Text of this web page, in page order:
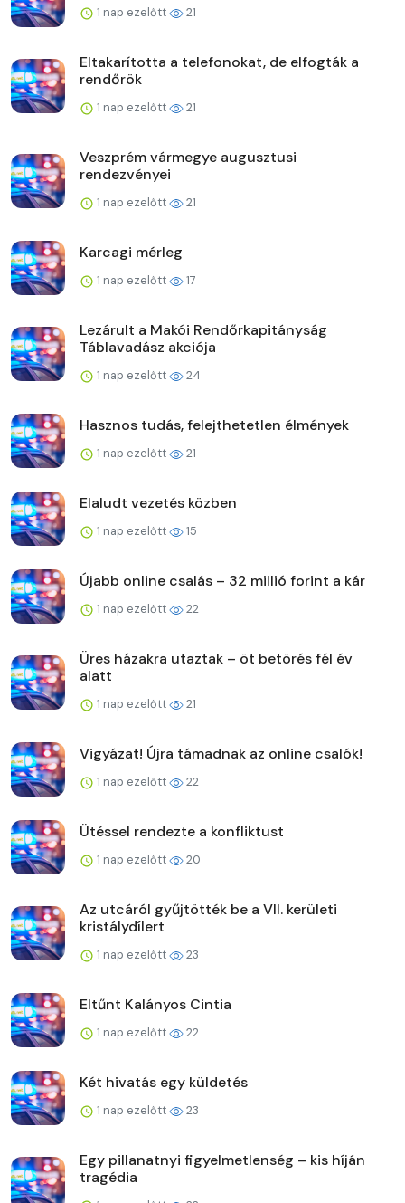
1 nap ezelőtt 21
Eltakarította a telefonokat, de elfogták a
rendőrök
1 nap ezelőtt 21
Veszprém vármegye augusztusi
rendezvényei
1 nap ezelőtt 21
Karcagi mérleg
1 nap ezelőtt 17
Lezárult a Makói Rendőrkapitányság
Táblavadász akciója
1 nap ezelőtt 24
Hasznos tudás, felejthetetlen élmények
1 nap ezelőtt 21
Elaludt vezetés közben
1 nap ezelőtt 15
Újabb online csalás – 32 millió forint a kár
1 nap ezelőtt 22
Üres házakra utaztak – öt betörés fél év
alatt
1 nap ezelőtt 21
Vigyázat! Újra támadnak az online csalók!
1 nap ezelőtt 22
Ütéssel rendezte a konfliktust
1 nap ezelőtt 20
Az utcáról gyűjtötték be a VII. kerületi
kristálydílert
1 nap ezelőtt 23
Eltűnt Kalányos Cintia
1 nap ezelőtt 22
Két hivatás egy küldetés
1 nap ezelőtt 23
Egy pillanatnyi figyelmetlenség – kis híján
tragédia